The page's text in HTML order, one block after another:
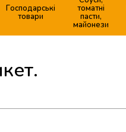
публічної оферти
Господарські
товари
томатні
пасти,
майонези